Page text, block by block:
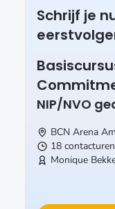
Schrijf je
NIP/NVO
BCN Arena
18 contacturen
Monique